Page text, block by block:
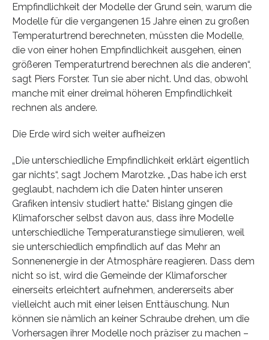
Empfindlichkeit der Modelle der Grund sein, warum die
Modelle für die vergangenen 15 Jahre einen zu großen
Temperaturtrend berechneten, müssten die Modelle,
die von einer hohen Empfindlichkeit ausgehen, einen
größeren Temperaturtrend berechnen als die anderen“,
sagt Piers Forster. Tun sie aber nicht. Und das, obwohl
manche mit einer dreimal höheren Empfindlichkeit
rechnen als andere.
Die Erde wird sich weiter aufheizen
„Die unterschiedliche Empfindlichkeit erklärt eigentlich
gar nichts“, sagt Jochem Marotzke. „Das habe ich erst
geglaubt, nachdem ich die Daten hinter unseren
Grafiken intensiv studiert hatte.“ Bislang gingen die
Klimaforscher selbst davon aus, dass ihre Modelle
unterschiedliche Temperaturanstiege simulieren, weil
sie unterschiedlich empfindlich auf das Mehr an
Sonnenenergie in der Atmosphäre reagieren. Dass dem
nicht so ist, wird die Gemeinde der Klimaforscher
einerseits erleichtert aufnehmen, andererseits aber
vielleicht auch mit einer leisen Enttäuschung. Nun
können sie nämlich an keiner Schraube drehen, um die
Vorhersagen ihrer Modelle noch präziser zu machen –